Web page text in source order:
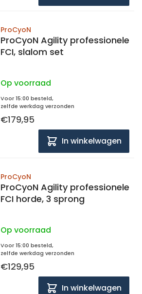
ProCyoN
ProCyoN Agility professionele
FCI, slalom set
Op voorraad
Voor 15:00 besteld,
zelfde werkdag verzonden
€179,95
In winkelwagen
ProCyoN
ProCyoN Agility professionele
FCI horde, 3 sprong
Op voorraad
Voor 15:00 besteld,
zelfde werkdag verzonden
€129,95
In winkelwagen